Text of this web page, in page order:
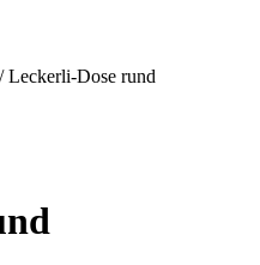
Leckerli-Dose rund